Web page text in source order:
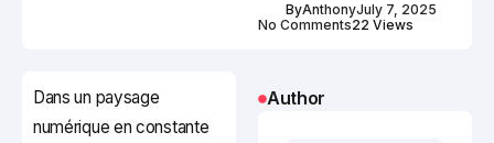
ByAnthonyJuly 7, 2025
No Comments22 Views
Dans un paysage
numérique en constante
Author